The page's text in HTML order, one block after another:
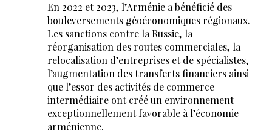
En 2022 et 2023, l’Arménie a bénéficié des
bouleversements géoéconomiques régionaux.
Les sanctions contre la Russie, la
réorganisation des routes commerciales, la
relocalisation d’entreprises et de spécialistes,
l’augmentation des transferts financiers ainsi
que l’essor des activités de commerce
intermédiaire ont créé un environnement
exceptionnellement favorable à l’économie
arménienne.